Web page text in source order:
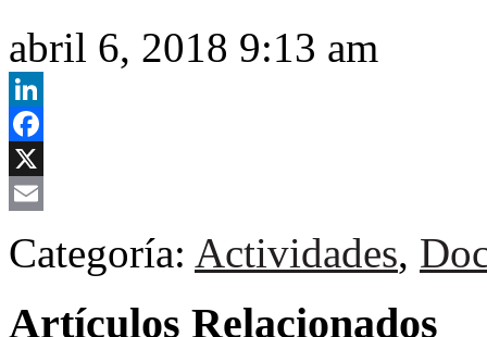
abril 6, 2018 9:13 am
LinkedIn
Facebook
X
Categoría: Actividades,
Artículos Relacionados